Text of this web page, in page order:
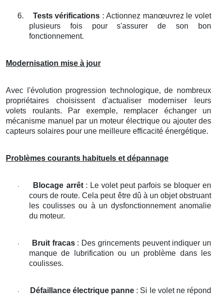
6. Tests vérifications : Actionnez manœuvrez le volet
plusieurs fois pour s'assurer de son bon
fonctionnement.
Modernisation mise à jour
Avec l'évolution progression technologique, de nombreux
propriétaires choisissent d'actualiser moderniser leurs
volets roulants. Par exemple, remplacer échanger un
mécanisme manuel par un moteur électrique ou ajouter des
capteurs solaires pour une meilleure efficacité énergétique.
Problèmes courants habituels et dépannage
· Blocage arrêt: Le volet peut parfois se bloquer en
cours de route. Cela peut être dû à un objet obstruant
les coulisses ou à un dysfonctionnement anomalie
du moteur.
· Bruit fracas: Des grincements peuvent indiquer un
manque de lubrification ou un problème dans les
coulisses.
· Défaillance électrique panne : Si le volet ne répond